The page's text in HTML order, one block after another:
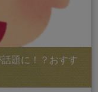
題に！？おすす